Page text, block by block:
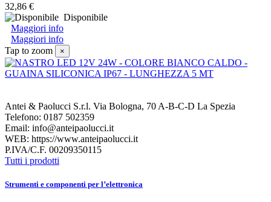
32,86 €
Disponibile
Maggiori info
Maggiori info
Tap to zoom
×
Antei & Paolucci S.r.l. Via Bologna, 70 A-B-C-D La Spezia
Telefono: 0187 502359
Email: info@anteipaolucci.it
WEB: https://www.anteipaolucci.it
P.IVA/C.F. 00209350115
Tutti i prodotti
Strumenti e componenti per l’elettronica